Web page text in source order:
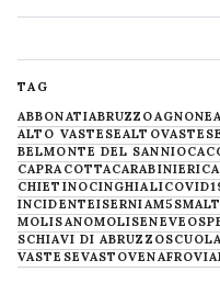
TAG
ABBONATIABRUZZOAGNONE
ALTO VASTESE
BELMONTE DEL SANNIO
CAPRACOTTACARABINIERI
CHIETINOCINGHIALI
INCIDENTEISERNIAM5S
MOLISANOMOLISENEVE
SCHIAVI DI ABRUZZO
VASTESEVASTOVENAFRO